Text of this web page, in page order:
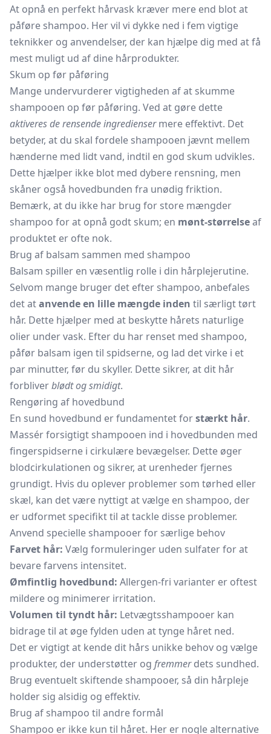
At opnå en perfekt hårvask kræver mere end blot at
påføre shampoo. Her vil vi dykke ned i fem vigtige
teknikker og anvendelser, der kan hjælpe dig med at få
mest muligt ud af dine hårprodukter.
Skum op før påføring
Mange undervurderer vigtigheden af at skumme
shampooen op før påføring. Ved at gøre dette
aktiveres de rensende ingrediensermere effektivt. Det
betyder, at du skal fordele shampooen jævnt mellem
hænderne med lidt vand, indtil en god skum udvikles.
Dette hjælper ikke blot med dybere rensning, men
skåner også hovedbunden fra unødig friktion.
Bemærk, at du ikke har brug for store mængder
shampoo for at opnå godt skum; en mønt-størrelseaf
produktet er ofte nok.
Brug af balsam sammen med shampoo
Balsam spiller en væsentlig rolle i din hårplejerutine.
Selvom mange bruger det efter shampoo, anbefales
det atanvende en lille mængde inden til særligt tørt
hår. Dette hjælper med at beskytte hårets naturlige
olier under vask. Efter du har renset med shampoo,
påfør balsam igen til spidserne, og lad det virke i et
par minutter, før du skyller. Dette sikrer, at dit hår
forbliverblødt og smidigt.
Rengøring af hovedbund
En sund hovedbund er fundamentet forstærkt hår.
Massér forsigtigt shampooen ind i hovedbunden med
fingerspidserne i cirkulære bevægelser. Dette øger
blodcirkulationen og sikrer, at urenheder fjernes
grundigt. Hvis du oplever problemer som tørhed eller
skæl, kan det være nyttigt at vælge en shampoo, der
er udformet specifikt til at tackle disse problemer.
Anvend specielle shampooer for særlige behov
Farvet hår: Vælg formuleringer uden sulfater for at
bevare farvens intensitet.
Ømfintlig hovedbund: Allergen-fri varianter er oftest
mildere og minimerer irritation.
Volumen til tyndt hår: Letvægtsshampooer kan
bidrage til at øge fylden uden at tynge håret ned.
Det er vigtigt at kende dit hårs unikke behov og vælge
produkter, der understøtter og fremmerdets sundhed.
Brug eventuelt skiftende shampooer, så din hårpleje
holder sig alsidig og effektiv.
Brug af shampoo til andre formål
Shampoo er ikke kun til håret. Her er nogle alternative